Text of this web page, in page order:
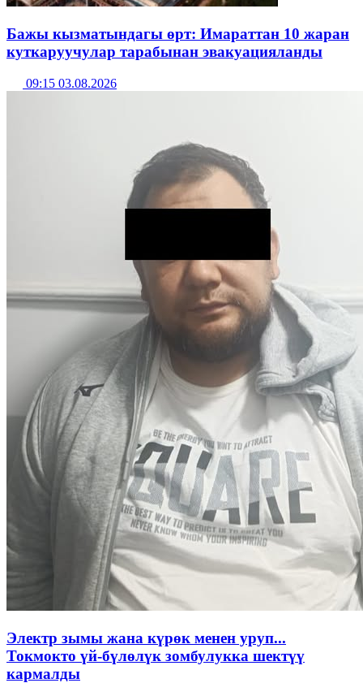
Бажы кызматындагы өрт: Имараттан 10 жаран
куткаруучулар тарабынан эвакуацияланды
09:15 03.08.2026
Электр зымы жана күрөк менен уруп...
Токмокто үй-бүлөлүк зомбулукка шектүү
кармалды